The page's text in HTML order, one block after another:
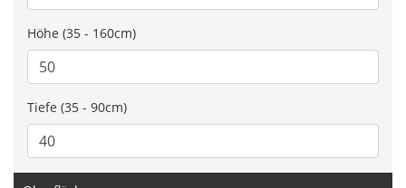
Höhe (35 - 160cm)
Tiefe (35 - 90cm)